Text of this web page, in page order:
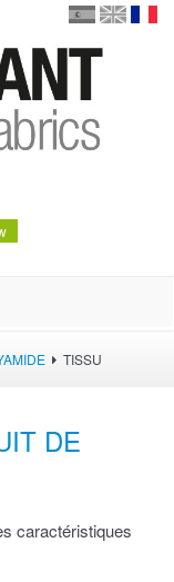
español
TISSU
DE
caractéristiques